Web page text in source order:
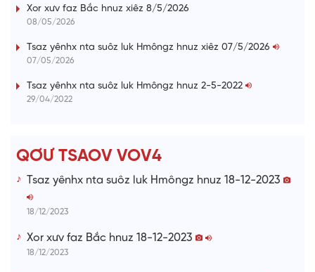
0
s
i
Xor xưv faz Bắc hnuz xiêz 8/5/2026
08/05/2026
Tsaz yênhx nta suôz luk Hmôngz hnuz xiêz 07/5/2026
07/05/2026
Tsaz yênhx nta suôz luk Hmôngz hnuz 2-5-2022
29/04/2022
QƠƯ TSAOV VOV4
Tsaz yênhx nta suôz luk Hmôngz hnuz 18-12-2023
18/12/2023
Xor xưv faz Bắc hnuz 18-12-2023
18/12/2023